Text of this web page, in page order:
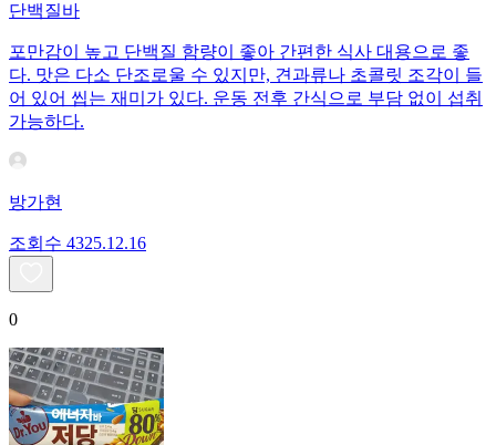
단백질바
포만감이 높고 단백질 함량이 좋아 간편한 식사 대용으로 좋
다. 맛은 다소 단조로울 수 있지만, 견과류나 초콜릿 조각이 들
어 있어 씹는 재미가 있다. 운동 전후 간식으로 부담 없이 섭취
가능하다.
방가현
조회수 4325.12.16
0